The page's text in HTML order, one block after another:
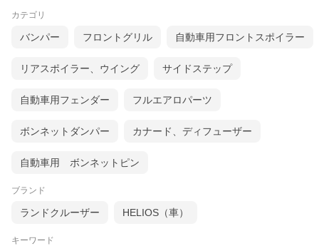
カテゴリ
バンパー フロントグリル 自動車用フロントスポイラー
リアスポイラー、ウイング サイドステップ
自動車用フェンダー フルエアロパーツ
ボンネットダンパー カナード、ディフューザー
自動車用 ボンネットピン
ブランド
ランドクルーザー HELIOS（車）
キーワード